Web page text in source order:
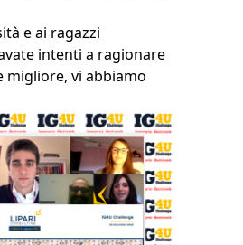
e ai ragazzi
intenti a ragionare
migliore, vi abbiamo